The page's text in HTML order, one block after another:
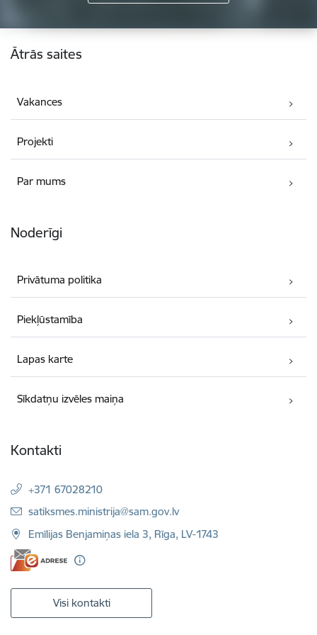
Kājene
Ātrās saites
Vakances
Projekti
Par mums
Noderīgi
Privātuma politika
Piekļūstamība
Lapas karte
Sīkdatņu izvēles maiņa
Kontakti
+371 67028210
E-pasts:
satiksmes.ministrija@sam.gov.lv
Emīlijas Benjamiņas iela 3, Rīga, LV-1743
Visi kontakti